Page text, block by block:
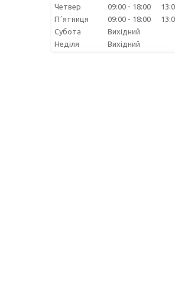
Четвер
09:00 18:00
Пʼятниця
09:00 18:00
Субота
Вихідний
Неділя
Вихідний